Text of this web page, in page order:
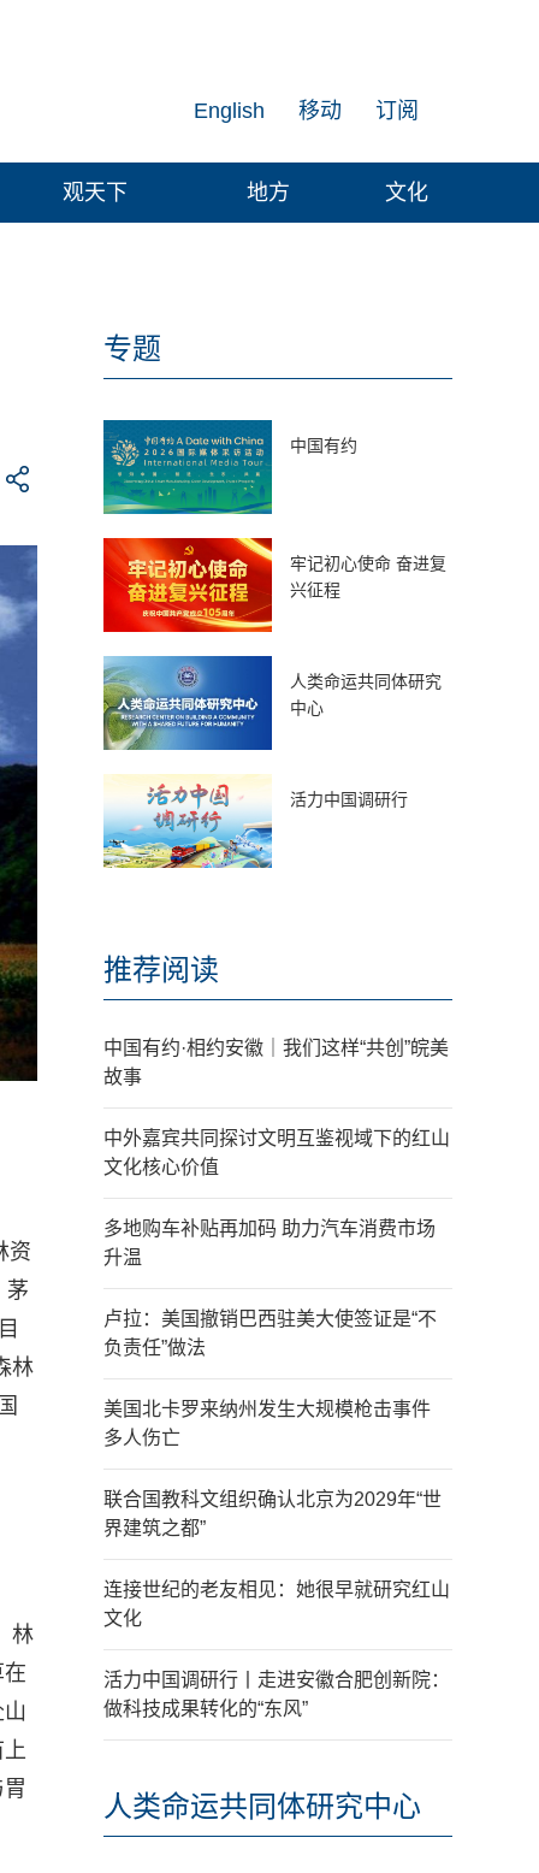
订阅
移动
English
观天下 地方 文化
资
茅
林
林
专题
中国有约
牢记初心使命 奋进复
兴征程
人类命运共同体研究
中心
活力中国调研行
推荐阅读
中国有约·相约安徽｜我们这样“共创”皖美
故事
中外嘉宾共同探讨文明互鉴视域下的红山
文化核心价值
多地购车补贴再加码 助力汽车消费市场
升温
卢拉：美国撤销巴西驻美大使签证是“不
负责任”做法
美国北卡罗来纳州发生大规模枪击事件
多人伤亡
联合国教科文组织确认北京为2029年“世
界建筑之都”
连接世纪的老友相见：她很早就研究红山
文化
活力中国调研行丨走进安徽合肥创新院：
做科技成果转化的“东风”
人类命运共同体研究中心